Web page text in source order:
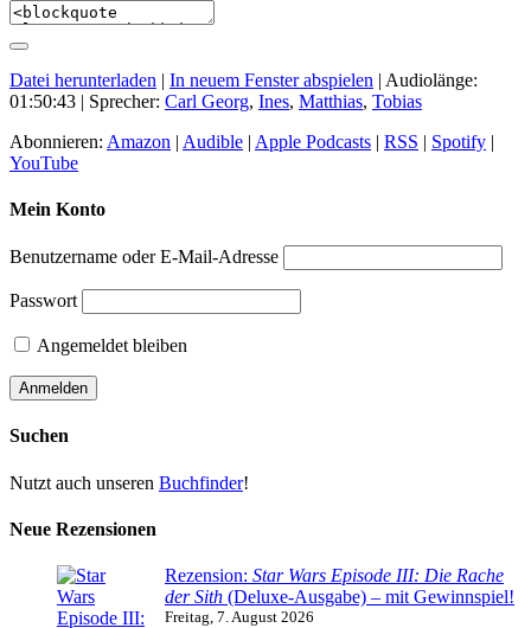
Datei herunterladen | In neuem Fenster abspielen | Audiolänge:
01:50:43 | Sprecher: Carl Georg, Ines, Matthias, Tobias
Abonnieren: Amazon | Audible | Apple Podcasts | RSS | Spotify |
YouTube
Mein Konto
Benutzername oder E-Mail-Adresse
Passwort
Angemeldet bleiben
Suchen
Nutzt auch unseren Buchfinder!
Neue Rezensionen
Rezension: Star Wars Episode III: Die Rache
der Sith (Deluxe-Ausgabe) – mit Gewinnspiel!
Freitag, 7. August 2026